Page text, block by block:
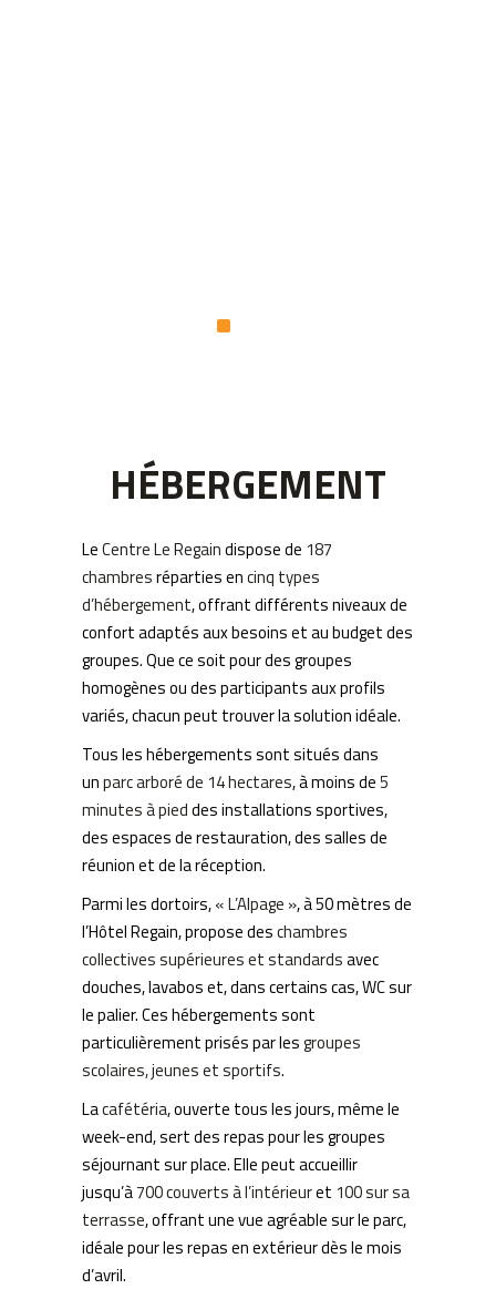
HÉBERGEMENT
LeCentre Le Regaindispose de 187
chambresréparties encinq types
d’hébergement, offrant différents niveaux de
confort adaptés aux besoins et au budget des
groupes. Que ce soit pour des groupes
homogènes ou des participants aux profils
variés, chacun peut trouver la solution idéale.
Tous les hébergements sont situés dans
unparc arboré de 14 hectares, à moins de5
minutes à pieddes installations sportives,
des espaces de restauration, des salles de
réunion et de la réception.
Parmi les dortoirs,« L’Alpage », à 50 mètres de
l’Hôtel Regain, propose deschambres
collectives supérieures et standardsavec
douches, lavabos et, dans certains cas, WC sur
le palier. Ces hébergements sont
particulièrement prisés par lesgroupes
scolaires, jeunes et sportifs.
Lacafétéria, ouverte tous les jours, même le
week-end, sert des repas pour les groupes
séjournant sur place. Elle peut accueillir
jusqu’à700 couverts à l’intérieuret 100 sur sa
terrasse, offrant une vue agréable sur le parc,
idéale pour les repas en extérieur dès le mois
d’avril.